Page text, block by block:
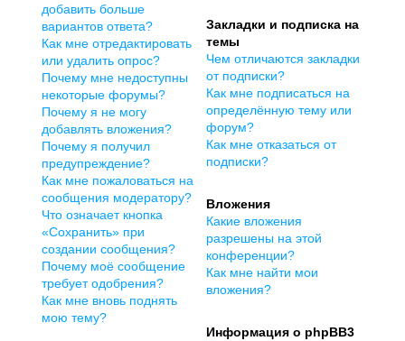
добавить больше
вариантов ответа?
Как мне отредактировать
или удалить опрос?
Почему мне недоступны
некоторые форумы?
Почему я не могу
добавлять вложения?
Почему я получил
предупреждение?
Как мне пожаловаться на
сообщения модератору?
Что означает кнопка
«Сохранить» при
создании сообщения?
Почему моё сообщение
требует одобрения?
Как мне вновь поднять
мою тему?
Закладки и подписка на
темы
Чем отличаются закладки
от подписки?
Как мне подписаться на
определённую тему или
форум?
Как мне отказаться от
подписки?
Вложения
Какие вложения
разрешены на этой
конференции?
Как мне найти мои
вложения?
Информация о phpBB3